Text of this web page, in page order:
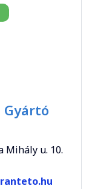
Gyártó
Mihály u. 10.